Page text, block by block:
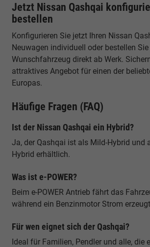
Jetzt Nissan Qashqai
bestellen
Konfigurieren Sie jetzt Ihren Nissan
Neuwagen individuell oder bestellen Sie
Wunschfahrzeug direkt ab Werk.
attraktives Angebot für einen der
Europas.
Häufige Fragen (FAQ)
Ist der Nissan Qashqai ein Hybrid?
Ja, der Qashqai ist als Mild-Hybrid und
Hybrid erhältlich.
Was ist e-POWER?
Beim e-POWER Antrieb fährt das
während ein Benzinmotor Strom
Für wen eignet sich der Qashqai?
Ideal für Familien, Pendler und alle, die